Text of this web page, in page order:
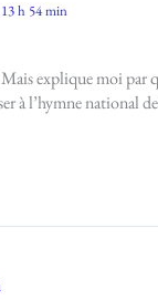
h 54 min
explique moi par
à l’hymne national